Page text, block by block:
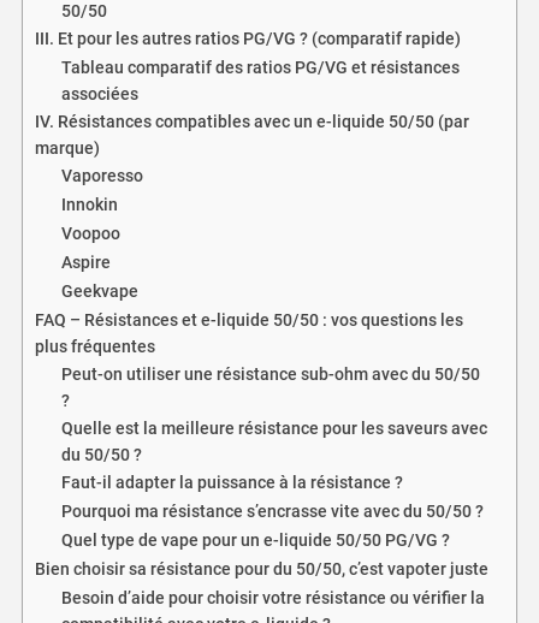
50/50
III. Et pour les autres ratios PG/VG ? (comparatif rapide)
Tableau comparatif des ratios PG/VG et résistances
associées
IV. Résistances compatibles avec un e-liquide 50/50 (par
marque)
Vaporesso
Innokin
Voopoo
Aspire
Geekvape
FAQ – Résistances et e-liquide 50/50 : vos questions les
plus fréquentes
Peut-on utiliser une résistance sub-ohm avec du 50/50
?
Quelle est la meilleure résistance pour les saveurs avec
du 50/50 ?
Faut-il adapter la puissance à la résistance ?
Pourquoi ma résistance s’encrasse vite avec du 50/50 ?
Quel type de vape pour un e-liquide 50/50 PG/VG ?
Bien choisir sa résistance pour du 50/50, c’est vapoter juste
Besoin d’aide pour choisir votre résistance ou vérifier la